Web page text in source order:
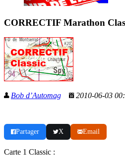
CORRECTIF Marathon
Bob d’Automag 2010-06-03
Partager X Email
Carte 1 Classic :